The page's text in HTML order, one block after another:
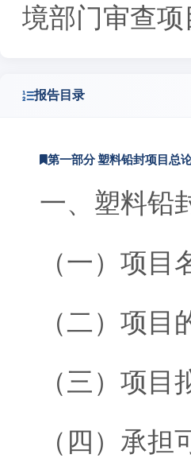
境部门审查
报告目录
第一部分 塑料铅封项目总
一、塑料铅
（一）项目
（二）项目
（三）项
（四）承